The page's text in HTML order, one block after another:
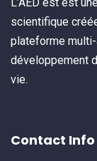
scientifique
plateforme
développement
vie.
Contact Info